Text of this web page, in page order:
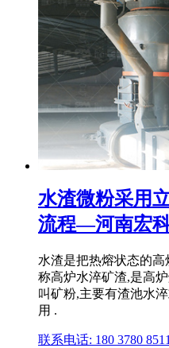
水渣微粉采用
流程—河南宏
水渣是把热熔状态的
称高炉水淬矿渣,是高
叫矿粉,主要有渣池水
用 .
联系电话: 180 3780 8511